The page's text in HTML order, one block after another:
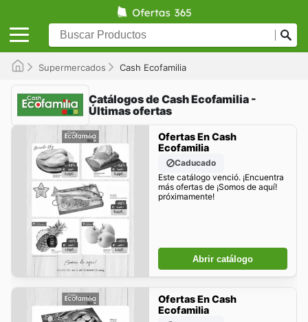
Supermercados Cash Ecofamilia
Catálogos de Cash Ecofamilia -
Últimas ofertas
Ofertas En Cash
Ecofamilia
Caducado
Este catálogo venció. ¡Encuentra
más ofertas de ¡Somos de aquí!
próximamente!
Abrir catálogo
Ofertas En Cash
Ecofamilia